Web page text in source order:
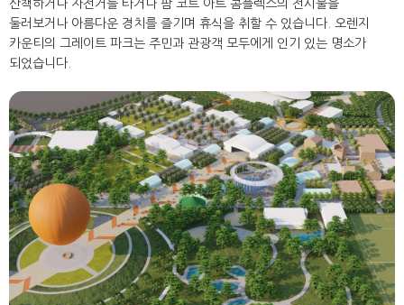
산책하거나 자전거를 타거나 팜 코트 아트 콤플렉스의 전시물을
둘러보거나 아름다운 경치를 즐기며 휴식을 취할 수 있습니다. 오렌지
카운티의 그레이트 파크는 주민과 관광객 모두에게 인기 있는 명소가
되었습니다.